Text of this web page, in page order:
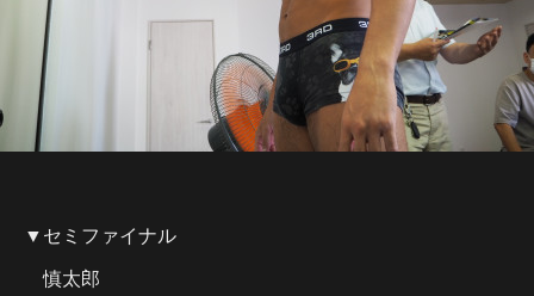
▼セミファイナル
慎太郎